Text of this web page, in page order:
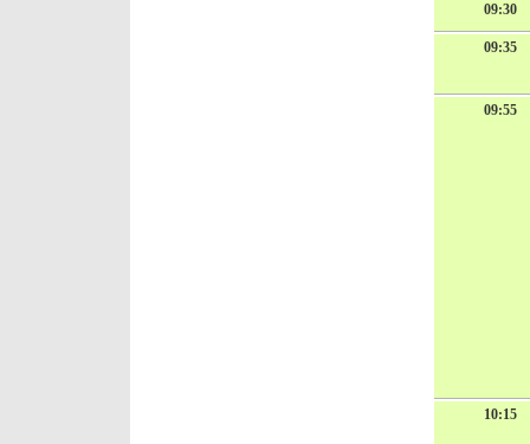
09:30
09:35
09:55
10:15